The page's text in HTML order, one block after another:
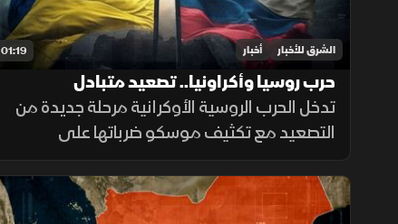
01:19 الشرق للأخبار أخبار
حرب روسيا وأكراونيا.. تصعيد متبادل
تدخل الحرب الروسية الأوكرانية مرحلة جديدة من
التصعيد مع تكثيف موسكو ضرباتها على
الموانئ واستخدام الصواريخ الباليستية، بينما
تواجه كييف ضغوطا على دفاعاتها الجوية
ومخزونها العسكري.